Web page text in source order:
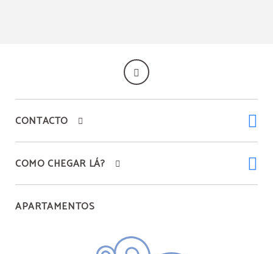
CONTACTO
COMO CHEGAR LÁ?
APARTAMENTOS